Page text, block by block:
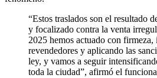
“Estos traslados son el resultado
y focalizado contra la venta
2025 hemos actuado con
revendedores y aplicando las
ley, y vamos a seguir
toda la ciudad”, afirmó el